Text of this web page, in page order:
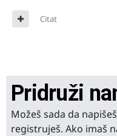
Citat
Pridruži
Možeš sada da
registruješ. Ako imaš